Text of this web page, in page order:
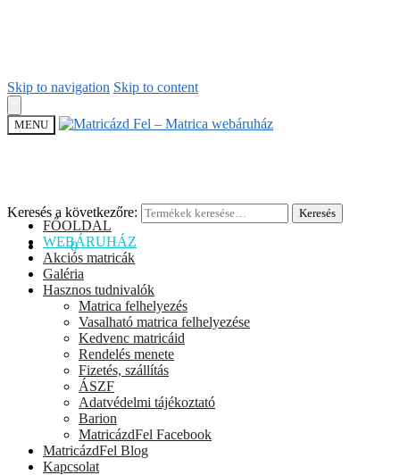
Skip to navigation Skip to content
MENU
Keresés a következőre: Keresés
0Ft 0
FŐOLDAL
WEBÁRUHÁZ
Akciós matricák
Galéria
Hasznos tudnivalók
Matrica felhelyezés
Vasalható matrica felhelyezése
Kedvenc matricáid
Rendelés menete
Fizetés, szállítás
ÁSZF
Adatvédelmi tájékoztató
Barion
MatricázdFel Facebook
MatricázdFel Blog
Kapcsolat